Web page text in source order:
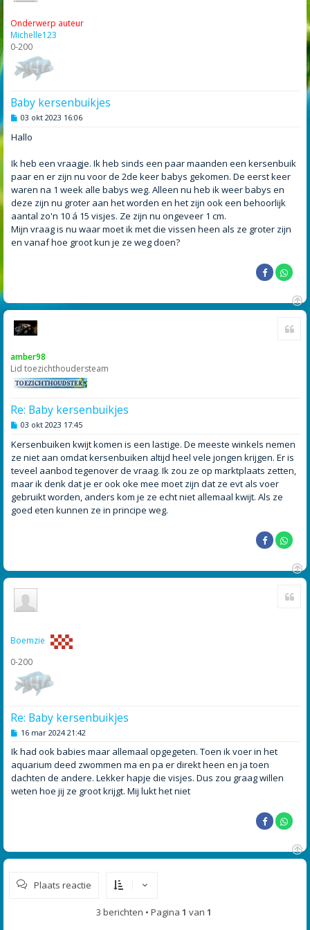
Onderwerp auteur
Michelle123
0-200
Baby kersenbuikjes
B
r
i
h
03 okt 2023 16:06
Hallo
Ik heb een vraagje. Ik heb sinds een paar maanden een kersenbuik
paar en er zijn nu voor de 2de keer babys gekomen. De eerst keer
waren na 1 week alle babys weg. Alleen nu heb ik weer babys en
deze zijn nu groter aan het worden en het zijn ook een behoorlijk
aantal zo'n 10 á 15 visjes. Ze zijn nu ongeveer 1 cm.
Mijn vraag is nu waar moet ik met die vissen heen als ze groter zijn
en vanaf hoe groot kun je ze weg doen?
O
amber98
Lid toezichthoudersteam
Re: Baby kersenbuikjes
B
r
i
c
h
03 okt 2023 17:45
Kersenbuiken kwijt komen is een lastige. De meeste winkels nemen
ze niet aan omdat kersenbuiken altijd heel vele jongen krijgen. Er is
teveel aanbod tegenover de vraag. Ik zou ze op marktplaats zetten,
maar ik denk dat je er ook oke mee moet zijn dat ze evt als voer
gebruikt worden, anders kom je ze echt niet allemaal kwijt. Als ze
goed eten kunnen ze in principe weg.
O
Boemzie
0-200
Re: Baby kersenbuikjes
B
r
c
h
16 mar 2024 21:42
Ik had ook babies maar allemaal opgegeten. Toen ik voer in het
aquarium deed zwommen ma en pa er direkt heen en ja toen
dachten de andere. Lekker hapje die visjes. Dus zou graag willen
weten hoe jij ze groot krijgt. Mij lukt het niet
O
Plaats reactie
3 berichten • Pagina 1 van 1